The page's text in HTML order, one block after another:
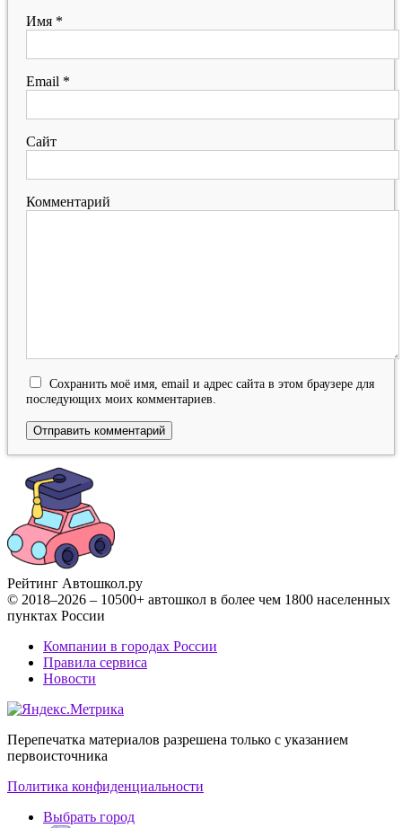
Имя *
Email *
Сайт
Комментарий
Сохранить моё имя, email и адрес сайта в этом браузере для
последующих моих комментариев.
Рейтинг Автошкол.ру
© 2018–2026 – 10500+ автошкол в более чем 1800 населенных
пунктах России
Компании в городах России
Правила сервиса
Новости
Перепечатка материалов разрешена только с указанием
первоисточника
Политика конфиденциальности
Выбрать город